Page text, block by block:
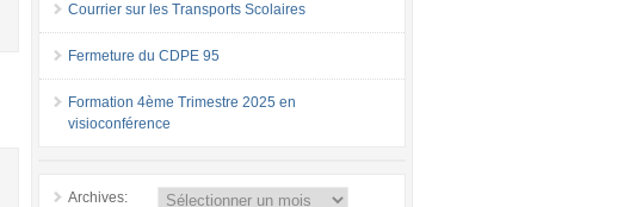
Courrier sur les Transports Scolaires
Fermeture du CDPE 95
Formation 4ème Trimestre 2025 en
visioconférence
Archives: